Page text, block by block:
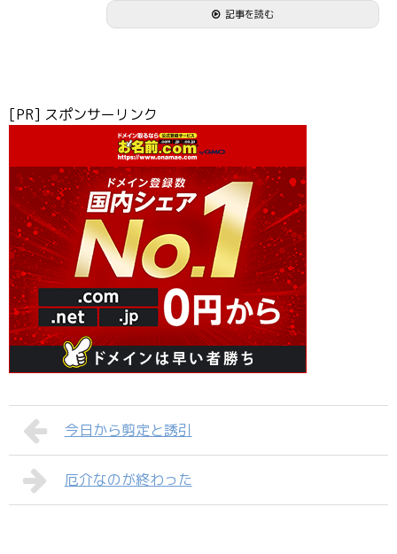
記事を読む
[PR] スポンサーリンク
今日から剪定と誘引
厄介なのが終わった